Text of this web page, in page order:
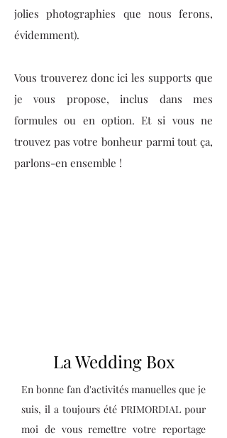
jolies photographies que nous ferons,
évidemment).
Vous trouverez donc ici les supports que
je vous propose, inclus dans mes
formules ou en option. Et si vous ne
trouvez pas votre bonheur parmi tout ça,
parlons-en ensemble !
La Wedding Box
En bonne fan d'activités manuelles que je
suis, il a toujours été PRIMORDIAL pour
moi de vous remettre votre reportage